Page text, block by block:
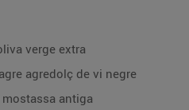
verge extra
agredolç de vi negre
antiga